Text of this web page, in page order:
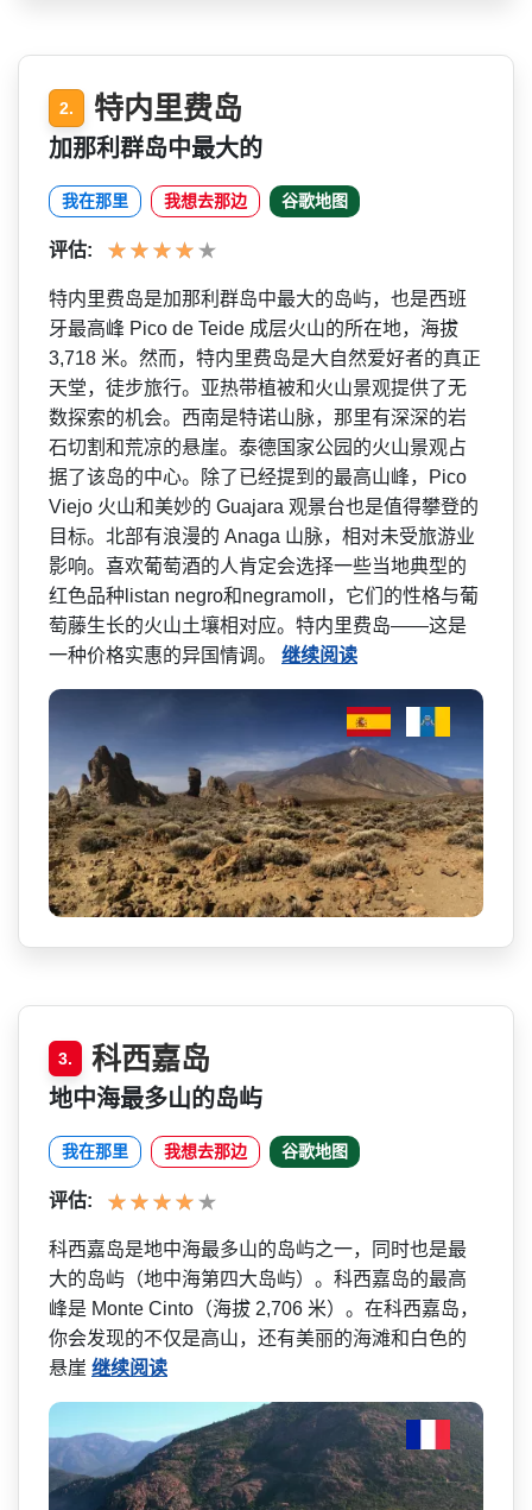
2. 特内里费岛
加那利群岛中最大的
我在那里 我想去那边 谷歌地图
评估:
特内里费岛是加那利群岛中最­大的岛屿，也是西班
牙最高峰 Pico de Teide 成层火山的所在地，海拔
3,718 米。然而，特内里费岛是大自­然爱好者的真正
天堂，徒步旅行。亚热带植被和火山景­观提供了无
数探索的机会。西南是特诺山脉，那里有深­深的岩
石切割和荒凉的悬崖。泰德国家公园的火山景观­占
据了该岛的中心。除了已经提到的最高山峰，Pi­co
Viejo 火山和美妙的 Guajara 观景台也是值得攀登的
目标。北部有浪漫的 Anaga 山脉，相对未受旅游业
影响。­喜欢葡萄酒的人肯定会选择一些当地典型的
红色品种l­istan negro和negramo­ll，它们的性格与葡
萄藤生长的火山土壤相对应。特­内里费岛——这是
一种价格实惠的异国情调。 继续阅读
3. 科西嘉岛
地中海最多山的岛屿
我在那里 我想去那边 谷歌地图
评估:
科西嘉岛是地中海最多山的岛­屿之一，同时也是最
大的岛屿（地中海第四大岛屿）。­科西嘉岛的最高
峰是 Monte Cinto（海拔 2,706 米）。在科西嘉岛，
你会发现­的不仅是高山，还有美丽的海滩和白色的
悬崖 继续阅读